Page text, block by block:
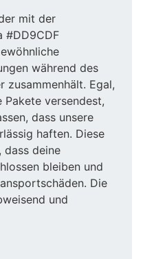
mit der
#DD9CDF
während des
zusammenhält. Egal,
versendest,
dass unsere
haften. Diese
deine
bleiben und
Die
und